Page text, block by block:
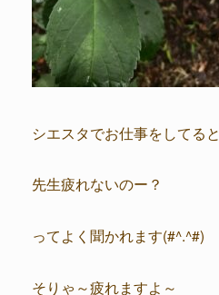
シエスタでお仕事をしてると
先生疲れないのー？
ってよく聞かれます(#^.^#)
そりゃ～疲れますよ～